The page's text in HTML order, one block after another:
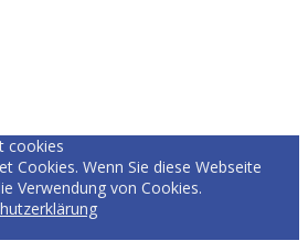
cookies
Cookies. Wenn Sie diese Webseite
Verwendung von Cookies.